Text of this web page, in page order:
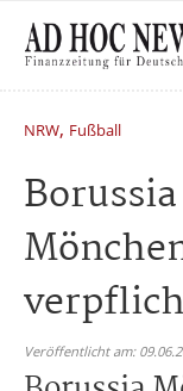
NRW, Fußball
Borussia
Veröffentlicht am: